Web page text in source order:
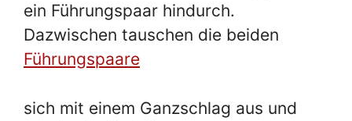
ein Führungspaar hindurch.
Dazwischen tauschen die beiden
Führungspaare
sich mit einem Ganzschlag aus und